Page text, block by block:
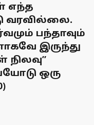
எந்த
வரவில்லை.
பந்தாவும்
இருந்து
ஒரு